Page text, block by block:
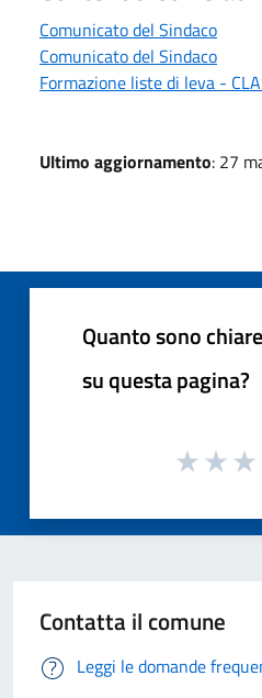
Comunicato del Sindaco
Comunicato del Sindaco
Formazione liste di leva -
Ultimo aggiornamento: 27
Quanto sono
su questa pagina?
Contatta il comune
Leggi le domande